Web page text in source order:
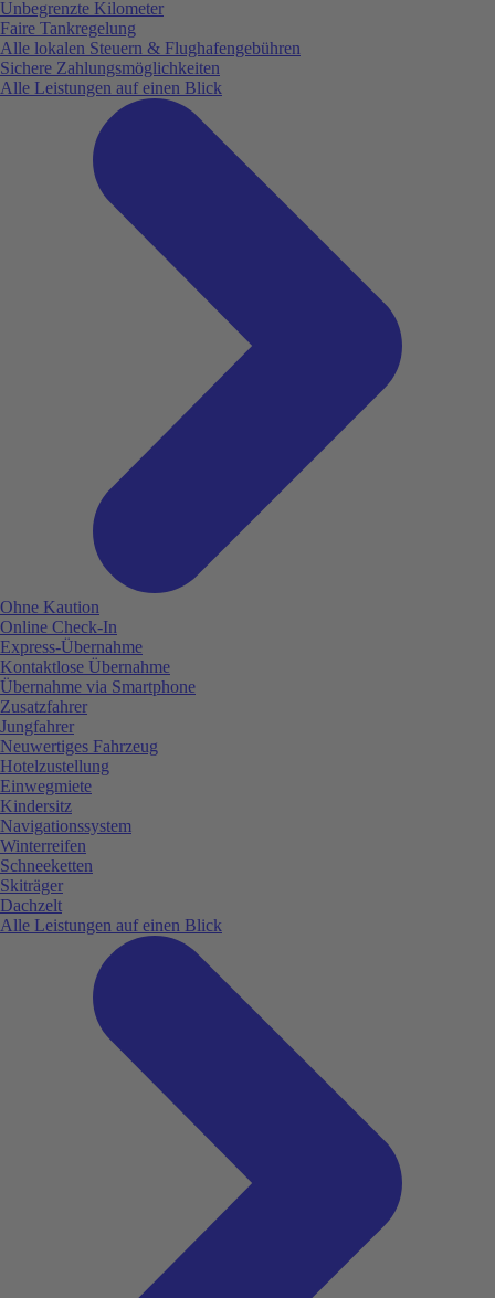
Unbegrenzte Kilometer
Faire Tankregelung
Alle lokalen Steuern & Flughafengebühren
Sichere Zahlungsmöglichkeiten
Alle Leistungen auf einen Blick
Ohne Kaution
Online Check-In
Express-Übernahme
Kontaktlose Übernahme
Übernahme via Smartphone
Zusatzfahrer
Jungfahrer
Neuwertiges Fahrzeug
Hotelzustellung
Einwegmiete
Kindersitz
Navigationssystem
Winterreifen
Schneeketten
Skiträger
Dachzelt
Alle Leistungen auf einen Blick